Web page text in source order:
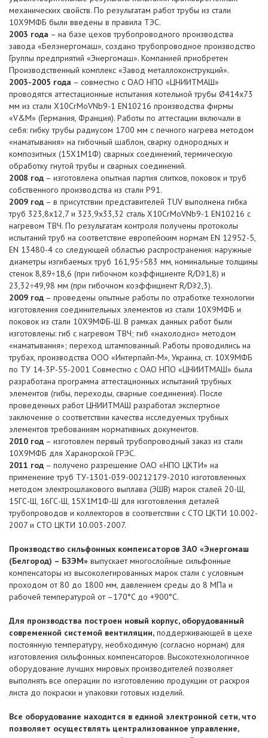
механических свойств. По результатам работ трубы из стали
10Х9МФБ были введены в правила ТЭС.
2003 года – на базе цехов трубопроводного производства
завода «Белэнергомаш», создано трубопроводное производство
Группы предприятий «Энергомаш». Компанией приобретен
Производственный комплекс «Завод металлоконструкций».
2003-2005 года – совместно с ОАО НПО «ЦНИИТМАШ»
проводятся аттестационные испытания котельной трубы Ø414х73
мм из стали X10CrMoVNb9-1 EN10216 производства фирмы
«V&M» (Германия, Франция). Работы по аттестации включали в
себя: гибку трубы радиусом 1700 мм с печного нагрева методом
«наматывания» на гибочный шаблон, сварку однородных и
композитных (15Х1М1Ф) сварных соединений, термическую
обработку гнутой трубы и сварных соединений.
2008 год – изготовлена опытная партия слитков, поковок и труб
собственного производства из стали Р91.
2009 год – в присутствии представителей TUV выполнена гибка
труб 323,8х12,7 и 323,9х33,32 сталь X10CrMoVNb9-1 EN10216 с
нагревом ТВЧ. По результатам контроля получены протоколы
испытаний труб на соответствие европейским нормам EN 12952-5,
EN 13480-4 со следующей областью распространения: наружные
диаметры изгибаемых труб 161,95÷583 мм, номинальные толщины
стенок 8,89÷18,6 (при гибочном коэффициенте R/D≥1,8) и
23,32÷49,98 мм (при гибочном коэффициент R/D≥2,3).
2009 год – проведены опытные работы по отработке технологии
изготовления соединительных элементов из стали 10Х9МФБ и
поковок из стали 10Х9МФБ-Ш. В рамках данных работ были
изготовлены: гиб с нагревом ТВЧ; гиб «нахолодно» методом
«наматывания»; переход штампованный. Работы проводились на
трубах, производства ООО «Интерпайп-М», Украина, ст. 10Х9МФБ
по ТУ 14-3Р-55-2001 Совместно с ОАО НПО «ЦНИИТМАШ» была
разработана программа аттестационных испытаний трубных
элементов (гибы, переходы, сварные соединения). После
проведенных работ ЦНИИТМАШ разработал экспертное
заключение о соответствии качества исследуемых трубных
элементов требованиям нормативных документов.
2010 год – изготовлен первый трубопроводный заказ из стали
10Х9МФБ для Харанорской ГРЭС.
2011 год – получено разрешение ОАО «НПО ЦКТИ» на
применение труб ТУ-1301-039-00212179-2010 изготовленных
методом электрошлакового выплава (ЭШВ) марок сталей 20-Ш,
15ГС-Ш, 16ГС-Ш, 15Х1М1Ф-Ш для изготовления деталей
трубопроводов и коллекторов в соответствии с СТО ЦКТИ 10.002-
2007 и СТО ЦКТИ 10.003-2007.
Производство сильфонных компенсаторов ЗАО «Энергомаш
(Белгород) – БЗЭМ» выпускает многослойные сильфонные
компенсаторы из высоколегированных марок стали с условным
проходом от 80 до 1800 мм, давлением среды до 8 МПа и
рабочей температурой от –170°C до +900°C.
Для производства построен новый корпус, оборудованный
современной системой вентиляции, поддерживающей в цехе
постоянную температуру, необходимую (согласно нормам) для
изготовления сильфонных компенсаторов. Высокотехнологичное
оборудование лучших мировых производителей позволяет
выполнять все операции по изготовлению продукции от раскроя
листа до покраски и упаковки готовых изделий.
Все оборудование находится в единой электронной сети, что
позволяет осуществлять централизованное управление,